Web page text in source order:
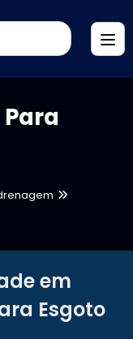
em
Esgoto